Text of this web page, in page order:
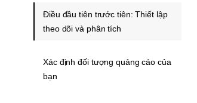
Điều đầu tiên trước tiên: Thiết lập
theo dõi và phân tích
Xác định đối tượng quảng cáo của
bạn